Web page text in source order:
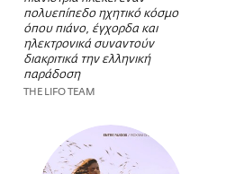
πολυεπίπεδο ηχητικό κόσμο
όπου πιάνο, έγχορδα και
ηλεκτρονικά συναντούν
διακριτικά την ελληνική
παράδοση
THE LIFO TEAM